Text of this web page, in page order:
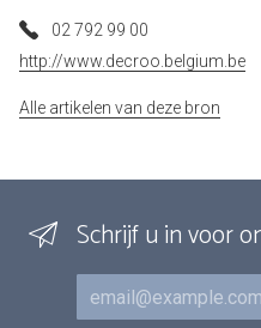
02 792 99 00
http://www.decroo.belgium.be
Alle artikelen van deze bron
Schrijf u in voor
E-mail